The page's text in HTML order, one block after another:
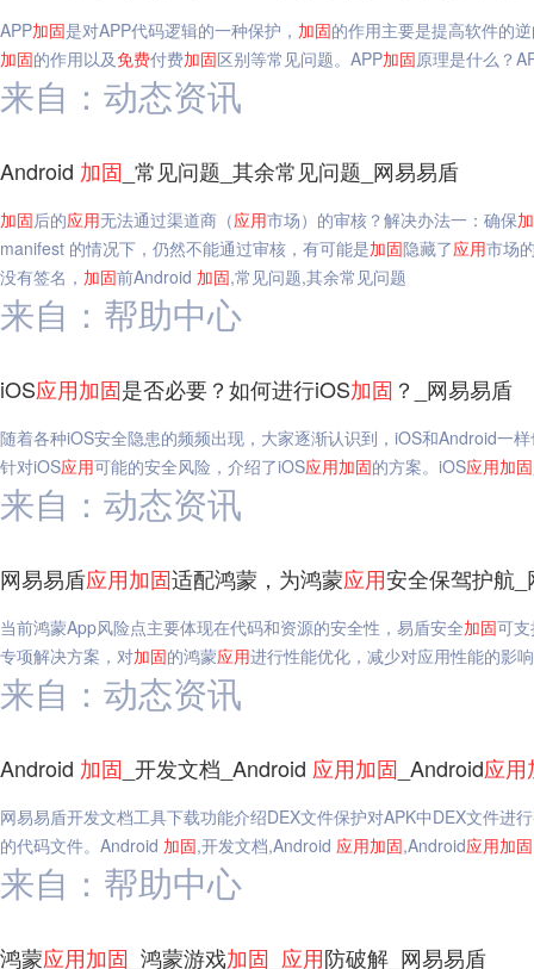
APP加固是对APP代码逻辑的一种保护， 加固的作用主要是提高软件的
加固的作用以及免费付费加固区别等常见问题。APP加固原理是什么？
来自：动态资讯
Android 加固 _常见问题_其余常见问题_网易易盾
加固后的应用无法通过渠道商（应用市场）的审核？解决办法一：确保
manifest 的情况下，仍然不能通过审核，有可能是加固隐藏了应用市场
没有签名， 加固前Android 加固,常见问题,其余常见问题
来自：帮助中心
iOS应用加固是否必要？如何进行iOS加固 ？_网易易盾
随着各种iOS安全隐患的频频出现，大家逐渐认识到，iOS和Android一
针对iOS应用可能的安全风险，介绍了iOS应用加固的方案。iOS应用加固
来自：动态资讯
网易易盾应用加固适配鸿蒙，为鸿蒙应用安全保驾护航
当前鸿蒙App风险点主要体现在代码和资源的安全性，易盾安全加固可
专项解决方案，对加固的鸿蒙应用进行性能优化，减少对应用性能的影
来自：动态资讯
Android 加固 _开发文档_Android 应用加固 _Android应用
网易易盾开发文档工具下载功能介绍DEX文件保护对APK中DEX文件进
的代码文件。Android 加固,开发文档,Android 应用加固,Android应用加固
来自：帮助中心
鸿蒙应用加固 _鸿蒙游戏加固 应用防破解_网易易盾